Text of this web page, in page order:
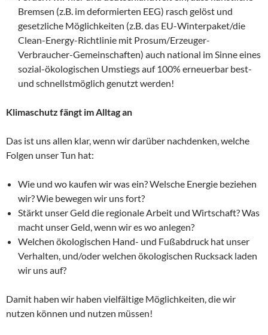
Bremsen (z.B. im deformierten EEG) rasch gelöst und
gesetzliche Möglichkeiten (z.B. das EU-Winterpaket/die
Clean-Energy-Richtlinie mit Prosum/Erzeuger-
Verbraucher-Gemeinschaften) auch national im Sinne eines
sozial-ökologischen Umstiegs auf 100% erneuerbar best-
und schnellstmöglich genutzt werden!
Klimaschutz fängt im Alltag an
Das ist uns allen klar, wenn wir darüber nachdenken, welche
Folgen unser Tun hat:
Wie und wo kaufen wir was ein? Welsche Energie beziehen
wir? Wie bewegen wir uns fort?
Stärkt unser Geld die regionale Arbeit und Wirtschaft? Was
macht unser Geld, wenn wir es wo anlegen?
Welchen ökologischen Hand- und Fußabdruck hat unser
Verhalten, und/oder welchen ökologischen Rucksack laden
wir uns auf?
Damit haben wir haben vielfältige Möglichkeiten, die wir
nutzen können und nutzen müssen!